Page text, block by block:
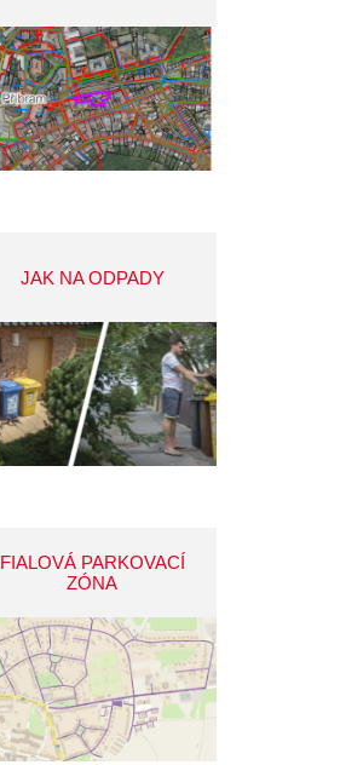
JAK NA ODPADY
FIALOVÁ PARKOVACÍ
ZÓNA